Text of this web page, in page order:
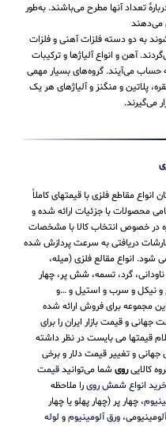
تعداد آنها مطرح می‌باشند. به‌طور
به دو دسته فلزات آهنی و فلزات
آهن و انواع آلیاژها و ترکیبات
حساب می‌‌آیند. گروه‌های بسیار مهمی
پلاتین و منگنز و آلیاژهای هر یک
می‌‌گیرند.
انواع مقاطع فلزی با قیمتهای کاملاً
محصولات با جزئیات ارائه شده و
در خصوص انتخاب کالا با مشخصات
دریافتی به سرعت پردازش شده
انواع مقالع فلزی (میله،
گرد، تسمه، شش پر، چهار
و نیکل و سرب و استیل و …و
مجموعه برای فروش ارائه شده
و قیمت بازار ایران را برای
قیمتها می بایست در نظر داشته
جهانی و تغییر قیمت دلار و برخی
کالاییروی شما می‌توانیدقیمت
خرید انواع شمش رویرا ملاحظه
، چهار پر (چهار پهلو یا چهار
ورق آلومینیومو لوله